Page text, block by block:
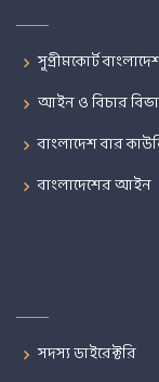
সুপ্রীমকোর্ট
আইন ও বিচার
বাংলাদেশ বার
বাংলাদেশের আইন
সদস্য ডাইরেক্টরি